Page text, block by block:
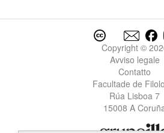
Copyright ©
Avviso legale
Contatto
Facultade de
Rúa Lisboa 7
15008 A